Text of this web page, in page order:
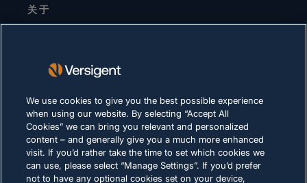
关于
高层领导
供应商
职业生涯
隐私声明
使用条款
We use cookies to give you the best possible experience
when using our website. By selecting “Accept All
Cookies” we can bring you relevant and personalized
content – and generally give you a much more enhanced
visit. If you’d rather take the time to set which cookies we
can use, please select “Manage Settings”. If you’d prefer
not to have any optional cookies set on your device,